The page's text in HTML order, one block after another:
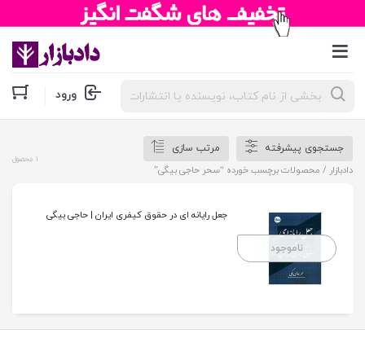
جستجوی
محصولات ورود
جستجوی پیشرفته
مرتب سازی
دادبازار / محصولات برچسب خورده “سحر حاجی بیگی”
1 محصول
ناموجود
جعل رایانه ای در حقوق کیفری ایران | حاجی بیگی